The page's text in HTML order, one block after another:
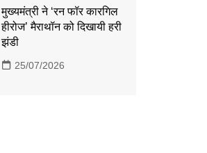
मुख्यमंत्री ने ‘रन फॉर कारगिल
हीरोज’ मैराथॉन को दिखायी हरी
झंडी
25/07/2026